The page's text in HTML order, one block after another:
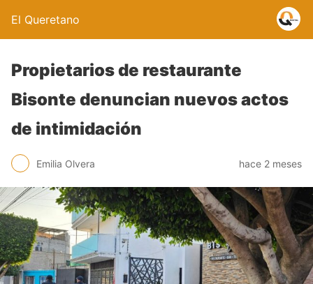
El Queretano
Propietarios de restaurante
Bisonte denuncian nuevos actos
de intimidación
Emilia Olvera hace 2 meses